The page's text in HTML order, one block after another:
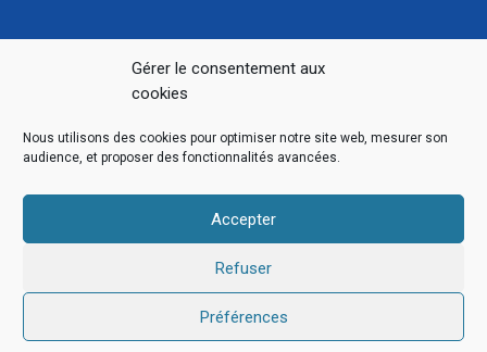
Gérer le consentement aux
cookies
Nous utilisons des cookies pour optimiser notre site web, mesurer son
audience, et proposer des fonctionnalités avancées.
Accepter
Refuser
Préférences